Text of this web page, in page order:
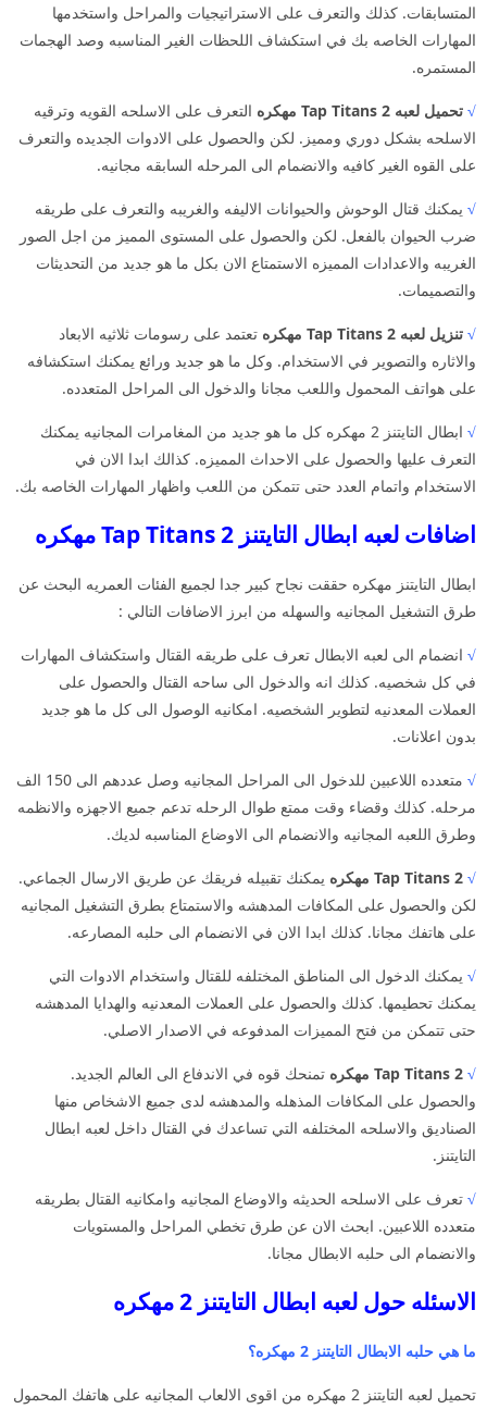
المتسابقات. كذلك والتعرف على الاستراتيجيات والمراحل واستخدمها
المهارات الخاصه بك في استكشاف اللحظات الغير المناسبه وصد الهجمات
المستمره.
√ تحميل لعبه Tap Titans 2 مهكره
التعرف على الاسلحه القويه وترقيه
الاسلحه بشكل دوري ومميز. لكن والحصول على الادوات الجديده والتعرف
على القوه الغير كافيه والانضمام الى المرحله السابقه مجانيه.
√ يمكنك قتال الوحوش والحيوانات الاليفه والغريبه والتعرف على طريقه
ضرب الحيوان بالفعل. لكن والحصول على المستوى المميز من اجل الصور
الغريبه والاعدادات المميزه الاستمتاع الان بكل ما هو جديد من التحديثات
والتصميمات.
√ تنزيل لعبه Tap Titans 2 مهكره
تعتمد على رسومات ثلاثيه الابعاد
والاثاره والتصوير في الاستخدام. وكل ما هو جديد ورائع يمكنك استكشافه
على هواتف المحمول واللعب مجانا والدخول الى المراحل المتعدده.
√
ابطال التايتنز 2 مهكره كل ما هو جديد من المغامرات المجانيه يمكنك
التعرف عليها والحصول على الاحداث المميزه. كذالك ابدا الان في
الاستخدام واتمام العدد حتى تتمكن من اللعب واظهار المهارات الخاصه بك.
اضافات لعبه ابطال التايتنز Tap Titans 2 مهكره
ابطال التايتنز مهكره حققت نجاح كبير جدا لجميع الفئات العمريه البحث عن
طرق التشغيل المجانيه والسهله من ابرز الاضافات التالي :
√ انضمام الى لعبه الابطال تعرف على طريقه القتال واستكشاف المهارات
في كل شخصيه. كذلك انه والدخول الى ساحه القتال والحصول على
العملات المعدنيه لتطوير الشخصيه. امكانيه الوصول الى كل ما هو جديد
بدون اعلانات.
√
متعدده اللاعبين للدخول الى المراحل المجانيه وصل عددهم الى 150 الف
مرحله. كذلك وقضاء وقت ممتع طوال الرحله تدعم جميع الاجهزه والانظمه
وطرق اللعبه المجانيه والانضمام الى الاوضاع المناسبه لديك.
√ Tap Titans 2 مهكره
يمكنك تقبيله فريقك عن طريق الارسال الجماعي.
لكن والحصول على المكافات المدهشه والاستمتاع بطرق التشغيل المجانيه
على هاتفك مجانا. كذلك ابدا الان في الانضمام الى حلبه المصارعه.
√ يمكنك الدخول الى المناطق المختلفه للقتال واستخدام الادوات التي
يمكنك تحطيمها. كذلك والحصول على العملات المعدنيه والهدايا المدهشه
حتى تتمكن من فتح المميزات المدفوعه في الاصدار الاصلي.
√ Tap Titans 2 مهكره
تمنحك قوه في الاندفاع الى العالم الجديد.
والحصول على المكافات المذهله والمدهشه لدى جميع الاشخاص منها
الصناديق والاسلحه المختلفه التي تساعدك في القتال داخل لعبه ابطال
التايتنز.
√ تعرف على الاسلحه الحديثه والاوضاع المجانيه وامكانيه القتال بطريقه
متعدده اللاعبين. ابحث الان عن طرق تخطي المراحل والمستويات
والانضمام الى حلبه الابطال مجانا.
الاسئله حول لعبه ابطال التايتنز 2 مهكره
ما هي حلبه الابطال التايتنز 2 مهكره؟
تحميل لعبه التايتنز 2 مهكره من اقوى الالعاب المجانيه على هاتفك المحمول